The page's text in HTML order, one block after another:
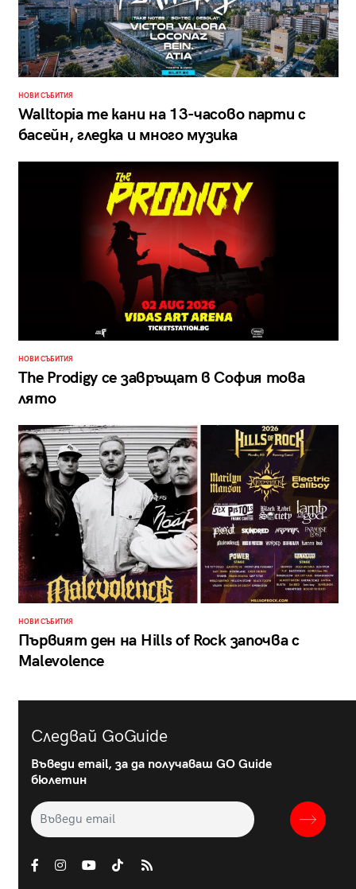
НОВИ СЪБИТИЯ
Walltopia те кани на 13-часово парти с
басейн, гледка и много музика
НОВИ СЪБИТИЯ
The Prodigy се завръщат в София това
лято
НОВИ СЪБИТИЯ
Първият ден на Hills of Rock започва с
Malevolence
Следвай GoGuide
Въведи email, за да получаваш GO Guide
бюлетин